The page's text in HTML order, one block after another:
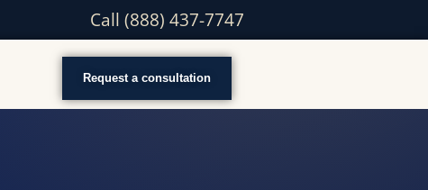
Call (888) 437-7747
Request a consultation